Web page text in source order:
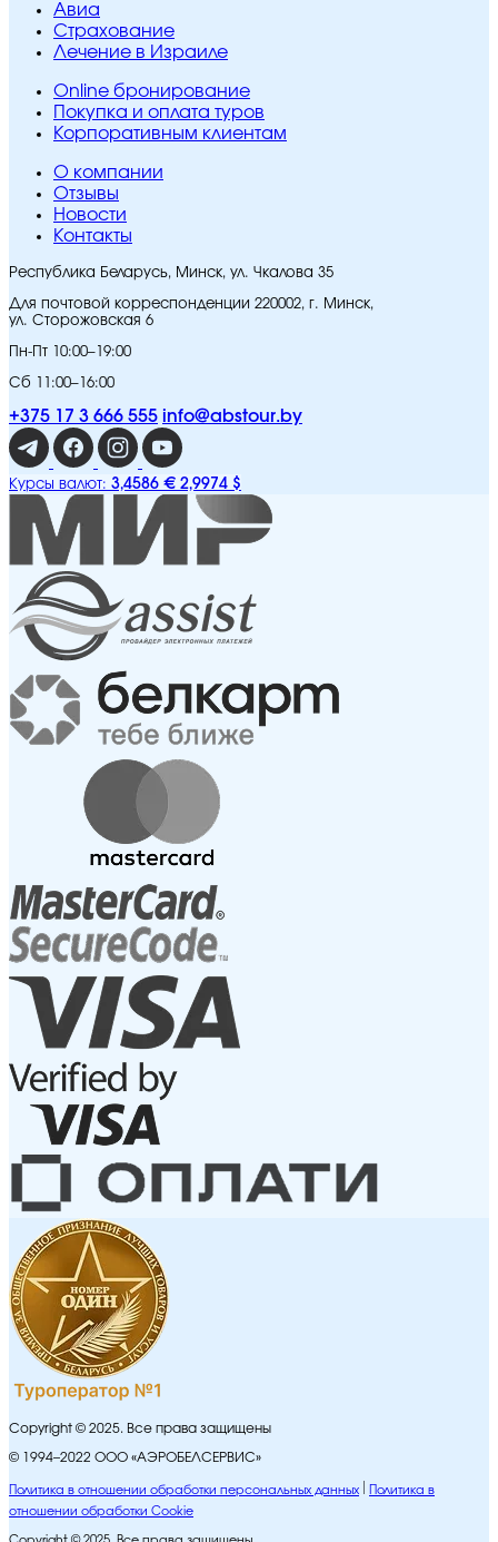
Авиа
Страхование
Лечение в Израиле
Online бронирование
Покупка и оплата туров
Корпоративным клиентам
O компании
Отзывы
Новости
Контакты
Республика Беларусь, Минск, ул. Чкалова 35
Для почтовой корреспонденции 220002, г. Минск,
ул. Сторожовская 6
Пн-Пт 10:00–19:00
Сб 11:00–16:00
+375 17 3 666 555 info@abstour.by
Курсы валют: 3,4586 € 2,9974 $
Copyright © 2025. Все права защищены
© 1994–2022 ООО «АЭРОБЕЛСЕРВИС»
Политика в отношении обработки персональных данных
Политика в
отношении обработки Cookie